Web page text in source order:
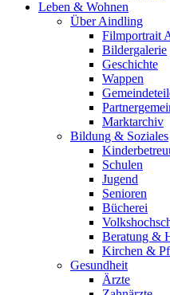
Leben & Wohnen
Über Aindling
Filmportrait
Bildergalerie
Geschichte
Wappen
Marktarchiv
Bildung & Soziales
Schulen
Jugend
Senioren
Bücherei
Beratung &
Kirchen &
Gesundheit
Ärzte